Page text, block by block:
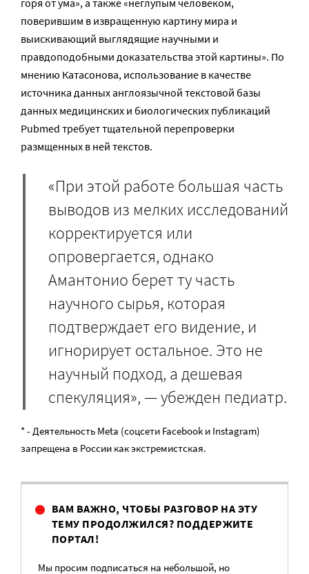
горя от ума», а также «неглупым человеком,
поверившим в извращенную картину мира и
выискивающий выглядящие научными и
правдоподобными доказательства этой картины». По
мнению Катасонова, использование в качестве
источника данных англоязычной текстовой базы
данных медицинских и биологических публикаций
Pubmed требует тщательной перепроверки
размщенных в ней текстов.
«При этой работе большая часть
выводов из мелких исследований
корректируется или
опровергается, однако
Амантонио берет ту часть
научного сырья, которая
подтверждает его видение, и
игнорирует остальное. Это не
научный подход, а дешевая
спекуляция», — убежден педиатр.
* - Деятельность Meta (соцсети Facebook и Instagram)
запрещена в России как экстремистская.
ВАМ ВАЖНО, ЧТОБЫ РАЗГОВОР НА ЭТУ
ТЕМУ ПРОДОЛЖИЛСЯ? ПОДДЕРЖИТЕ
ПОРТАЛ!
Мы просим подписаться на небольшой, но